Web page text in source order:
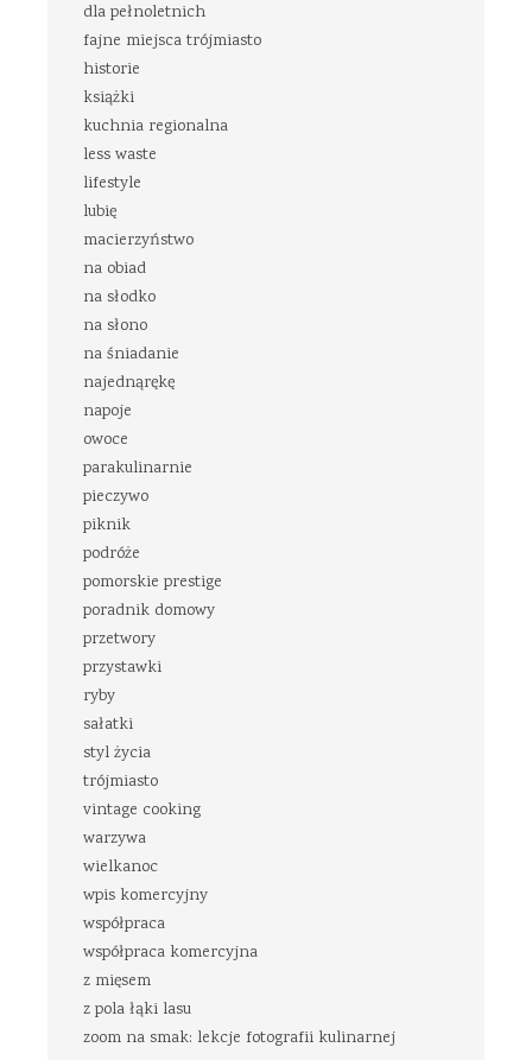
dla pełnoletnich
fajne miejsca trójmiasto
historie
książki
kuchnia regionalna
less waste
lifestyle
lubię
macierzyństwo
na obiad
na słodko
na słono
na śniadanie
najednąrękę
napoje
owoce
parakulinarnie
pieczywo
piknik
podróże
pomorskie prestige
poradnik domowy
przetwory
przystawki
ryby
sałatki
styl życia
trójmiasto
vintage cooking
warzywa
wielkanoc
wpis komercyjny
współpraca
współpraca komercyjna
z mięsem
z pola łąki lasu
zoom na smak: lekcje fotografii kulinarnej